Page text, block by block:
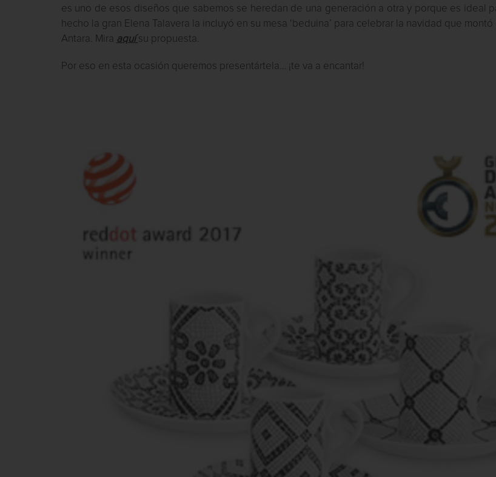
es uno de esos diseños que sabemos se heredan de una generación a otra y porque es ideal
hecho la gran Elena Talavera la incluyó en su mesa ‘beduina’ para celebrar la navidad que montó
Antara. Mira aquísu propuesta.
Por eso en esta ocasión queremos presentártela… ¡te va a encantar!